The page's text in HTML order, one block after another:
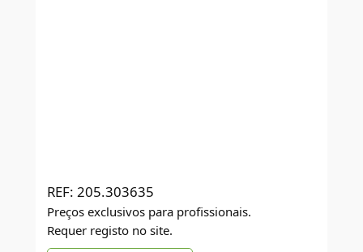
REF: 205.303635
Preços exclusivos para profissionais.
Requer registo no site.